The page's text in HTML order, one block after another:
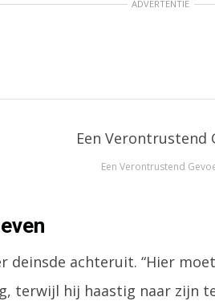
ADVERTENTIE
Een Verontrustend
deinsde achteruit. “Hier
terwijl hij haastig naar zijn